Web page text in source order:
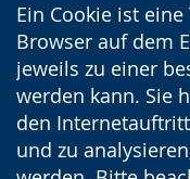
Ein Cookie ist
Browser auf dem
jeweils zu einer
werden kann. Sie
den
und zu